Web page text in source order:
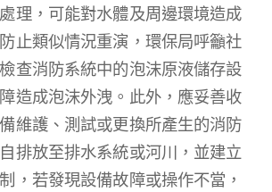
理，可能對水體及周邊環境造成
止類似情況重演，環保局呼籲社
查消防系統中的泡沫原液儲存設
造成泡沫外洩。此外，應妥善收
維護、測試或更換所產生的消防
排放至排水系統或河川，並建立
，若發現設備故障或操作不當，